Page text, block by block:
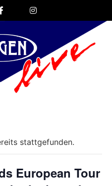
stattgefunden.
European Tour